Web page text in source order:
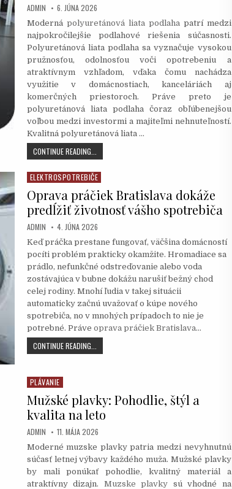
POZEMKU
AUTHOR:
ADMIN PUBLISHED
DATE:
6. JÚNA 2026
Moderná polyuretánová liata podlahapatrí medzi
najpokročilejšie podlahové riešenia súčasnosti.
Polyuretánová liata podlaha sa vyznačuje vysokou
pružnosťou, odolnosťou voči opotrebeniu a
atraktívnym vzhľadom, vďaka čomu nachádza
využitie v domácnostiach, kanceláriách aj
komerčných priestoroch. Práve preto je
polyuretánová liata podlaha čoraz obľúbenejšou
voľbou medzi investormi a majiteľmi nehnuteľností.
Kvalitná polyuretánová liata …
CONTINUE READING...
LIATA
PODLAHA:
MODERNÉ
RIEŠENIE
PRE
NÁROČNÉ
PRIESTORY
Posted
in
ELEKTROSPOTREBIČE
Oprava práčiek Bratislava dokáže
predĺžiť životnosť vášho spotrebiča
AUTHOR:
ADMIN PUBLISHED
DATE:
4. JÚNA 2026
Keď práčka prestane fungovať, väčšina domácností
pocíti problém prakticky okamžite. Hromadiace sa
prádlo, nefunkčné odstreďovanie alebo voda
zostávajúca v bubne dokážu narušiť bežný chod
celej rodiny. Mnohí ľudia v takej situácii
automaticky začnú uvažovať o kúpe nového
spotrebiča, no v mnohých prípadoch to nie je
potrebné. Práve oprava práčiek Bratislava…
CONTINUE READING...
PRÁČIEK
ŽIVOTNOSŤ
VÁŠHO
SPOTREBIČA
Posted
in
PLÁVANIE
Mužské plavky: Pohodlie, štýl a
kvalita na leto
AUTHOR:
ADMIN PUBLISHED
DATE:
11. MÁJA 2026
Moderné muzske plavky patria medzi nevyhnutnú
súčasť letnej výbavy každého muža. Mužské plavky
by mali ponúkať pohodlie, kvalitný materiál a
atraktívny dizajn. Muzske plavky sú vhodné na